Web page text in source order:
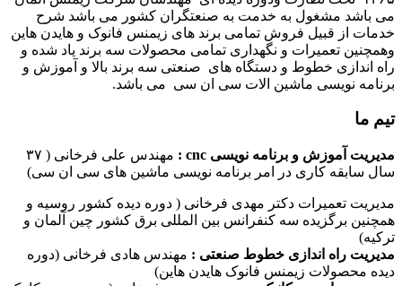
می باشد مشغول به خدمت به صنعتگران کشور می باشد شرح
خدمات از قبیل فروش تمامی برند های زیمنس فانوک و هایدن هاین
وهمچنین تعمیرات و نگهداری تمامی محصولات سه برند یاد شده و
راه اندازی خطوط و دستگاه های صنعتی سه برند بالا و آموزش و
برنامه نویسی ماشین الات سی ان سی می باشد.
تیم ما
مدیریت آموزش و برنامه نویسی cnc :
مهندس علی فرخانی ( ۳۷
سال سابقه کاری در امر برنامه نویسی ماشین های سی ان سی)
مدیریت تعمیرات دکتر مهدی فرخانی ( دوره دیده کشور روسیه و
همچنین برگزیده سه کنفرانس بین المللی برق کشور چین آلمان و
ترکیه)
مدیریت راه اندازی خطوط صنعتی : مهندس هادی فرخانی (دوره
دیده محصولات زیمنس فانوک هایدن هاین)